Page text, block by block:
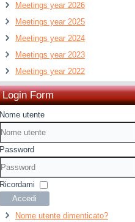
Meetings year 2026
Meetings year 2025
Meetings year 2024
Meetings year 2023
Meetings year 2022
Login Form
Nome utente
Password
Ricordami
Accedi
Nome utente dimenticato?